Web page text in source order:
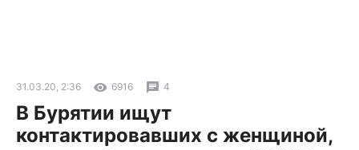
31.03.20, 2:36 6916 4
В Бурятии ищут
контактировавших с женщиной,